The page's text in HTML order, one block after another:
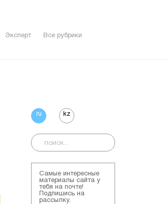
Эксперт Все рубрики
ru kz
Самые интересные
материалы сайта у
тебя на почте!
Подпишись на
рассылку.